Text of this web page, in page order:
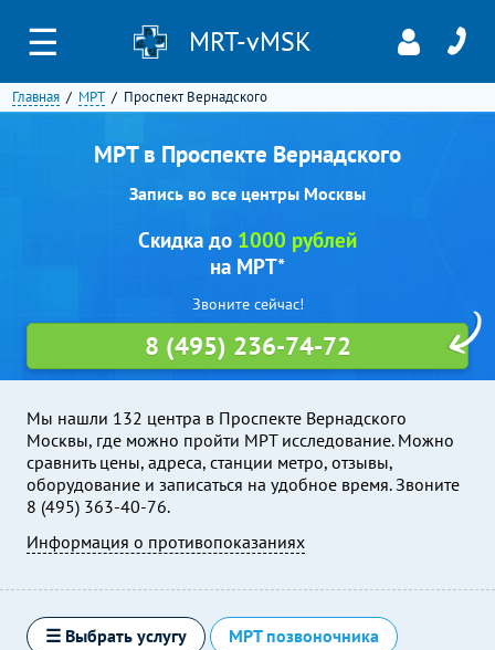
☰ MRT-vMSK
Главная МРТ Проспект Вернадского
МРТ в Проспекте Вернадского
Запись во все центры Москвы
Мы нашли 132 центра в Проспекте Вернадского
Москвы, где можно пройти МРТ исследование. Можно
сравнить цены, адреса, станции метро, отзывы,
оборудование и записаться на удобное время. Звоните
8 (495) 363-40-76.
Информация о противопоказаниях
Скидка до 1000 рублей
на МРТ*
Звоните сейчас!
8 (495) 236-74-72
☰ Выбрать услугу МРТ позвоночника